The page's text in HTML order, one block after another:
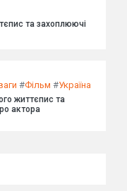
та захоплюючі
#Фільм #Україна
життєпис та
актора